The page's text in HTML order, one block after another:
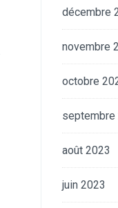
décembre
novembre
octobre
septembre
août 2023
juin 2023